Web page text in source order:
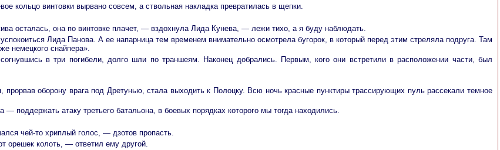
кольцо винтовки вырвано совсем, а ствольная накладка превратилась в щепки.
осталась, она по винтовке плачет, — вздохнула Лида Кунева, — лежи тихо, а я буду наблюдать.
Лида Панова. А ее напарница тем временем внимательно осмотрела бугорок, в который перед этим стреляла подруга. Там
немецкого снайпера».
в три погибели, долго шли по траншеям. Наконец добрались. Первым, кого они встретили в расположении части, был
прорвав оборону врага под Дретунью, стала выходить к Полоцку. Всю ночь красные пунктиры трассирующих пуль рассекали темное
поддержать атаку третьего батальона, в боевых порядках которого мы тогда находились.
чей-то хриплый голос, — дзотов пропасть.
орешек колоть, — ответил ему другой.